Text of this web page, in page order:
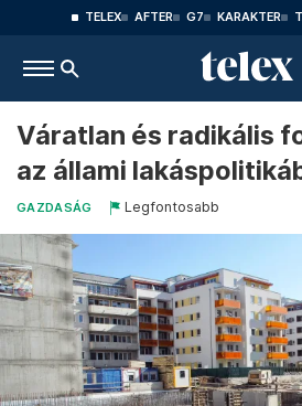
TELEX AFTER G7 KARAKTER
Váratlan és radikális
az állami
GAZDASÁG Legfontosabb